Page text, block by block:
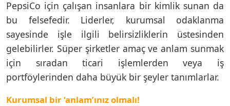
PepsiCo için çalışan insanlara bir kimlik sunan da
bu felsefedir. Liderler, kurumsal odaklanma
sayesinde işle ilgili belirsizliklerin üstesinden
gelebilirler. Süper şirketler amaç ve anlam sunmak
için sıradan ticari işlemlerden veya iş
portföylerinden daha büyük bir şeyler tanımlarlar.
Kurumsal bir ‘anlam’ınız olmalı!